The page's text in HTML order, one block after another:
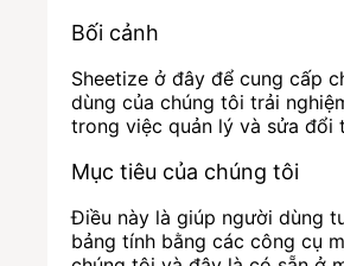
Bối cảnh
Sheetize ở đây để cung cấp
dùng của chúng tôi trải
trong việc quản lý và sửa đổi
Mục tiêu của chúng tôi
Điều này là giúp người dùng
bảng tính bằng các công cụ